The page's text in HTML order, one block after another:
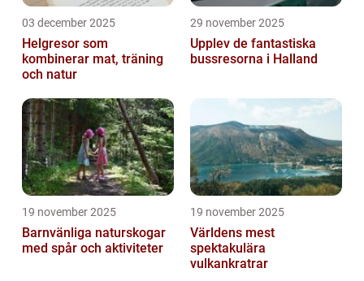
03 december 2025
Helgresor som
kombinerar mat, träning
och natur
29 november 2025
Upplev de fantastiska
bussresorna i Halland
19 november 2025
Barnvänliga naturskogar
med spår och aktiviteter
19 november 2025
Världens mest
spektakulära
vulkankratrar